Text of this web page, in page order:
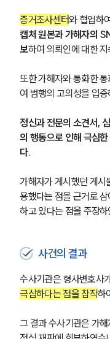
증거조사센터와 협업하
캡처 원본과 가해자의
보하여 의뢰인에 대한
또한 가해자와 통화한
여 범행의 고의성을 입
정신과 전문의 소견서,
의 행동으로 인해 극심
다.
가해자가 게시했던 게시
용했다는 점을 근거로
하고 있다는 점을 주장
사건의 결과
수사기관은 형사변호사
극심하다는 점을 참작하
그 결과 수사기관은 가